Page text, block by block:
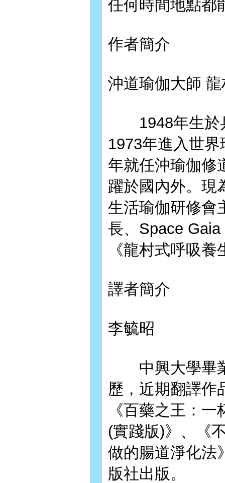
任何時間地點都
作者簡介
沖道瑜伽大師
1948年生於
1973年進入世
年就任沖瑜伽修
躍於國內外。現
生活瑜伽研修會
長、Space
《龍村式呼吸
譯者簡介
李毓昭
中興大學畢業
歷，近期翻譯作
《百藥之王：
(實踐版)》、《
做的腸道淨化法
版社出版。